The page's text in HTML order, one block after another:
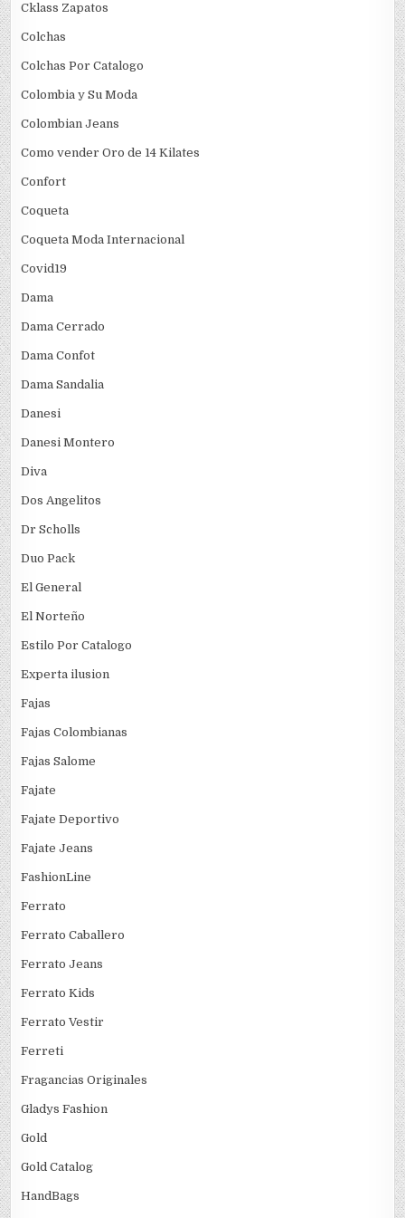
Cklass Zapatos
Colchas
Colchas Por Catalogo
Colombia y Su Moda
Colombian Jeans
Como vender Oro de 14 Kilates
Confort
Coqueta
Coqueta Moda Internacional
Covid19
Dama
Dama Cerrado
Dama Confot
Dama Sandalia
Danesi
Danesi Montero
Diva
Dos Angelitos
Dr Scholls
Duo Pack
El General
El Norteño
Estilo Por Catalogo
Experta ilusion
Fajas
Fajas Colombianas
Fajas Salome
Fajate
Fajate Deportivo
Fajate Jeans
FashionLine
Ferrato
Ferrato Caballero
Ferrato Jeans
Ferrato Kids
Ferrato Vestir
Ferreti
Fragancias Originales
Gladys Fashion
Gold
Gold Catalog
HandBags